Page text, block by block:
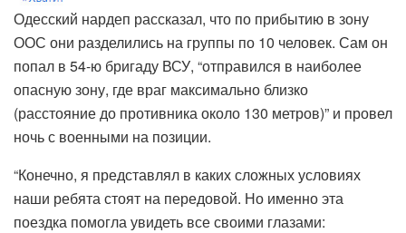
Одесский нардеп рассказал, что по прибытию в зону
ООС они разделились на группы по 10 человек. Сам он
попал в 54-ю бригаду ВСУ, “отправился в наиболее
опасную зону, где враг максимально близко
(расстояние до противника около 130 метров)” и провел
ночь с военными на позиции.
“Конечно, я представлял в каких сложных условиях
наши ребята стоят на передовой. Но именно эта
поездка помогла увидеть все своими глазами: